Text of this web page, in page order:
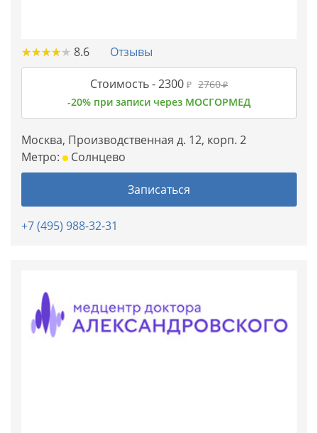
★★★★★
★★★★★ 8.6 Отзывы
Стоимость -2300 ₽ 2760₽
-20% при записи через МОСГОРМЕД
Москва, Производственная д. 12, корп. 2
Метро:
Солнцево
Записаться
+7 (495) 988-32-31